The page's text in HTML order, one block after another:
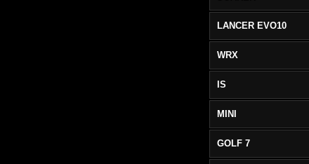
LANCER EVO10
WRX
IS
MINI
GOLF 7